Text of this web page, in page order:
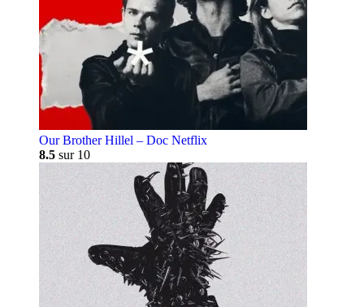
Our Brother Hillel – Doc Netflix
8.5 sur 10